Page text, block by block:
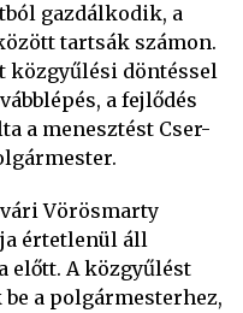
gazdálkodik, a
tartsák számon.
közgyűlési döntéssel
a fejlődés
a menesztést Cser-
Vörösmarty
értetlenül áll
előtt. A közgyűlést
a polgármesterhez,